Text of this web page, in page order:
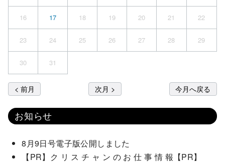
16 17 18 19 20 21 22
23 24 25 26 27 28 29
30 31
< 前月 次月 > 今月へ戻る
お知らせ
8月9日号電子版公開しました
【PR】ク リ ス チ ャ ン の お 仕 事 情 報【PR】